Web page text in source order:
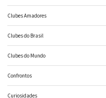
Clubes Amadores
Clubes do Brasil
Clubes do Mundo
Confrontos
Curiosidades